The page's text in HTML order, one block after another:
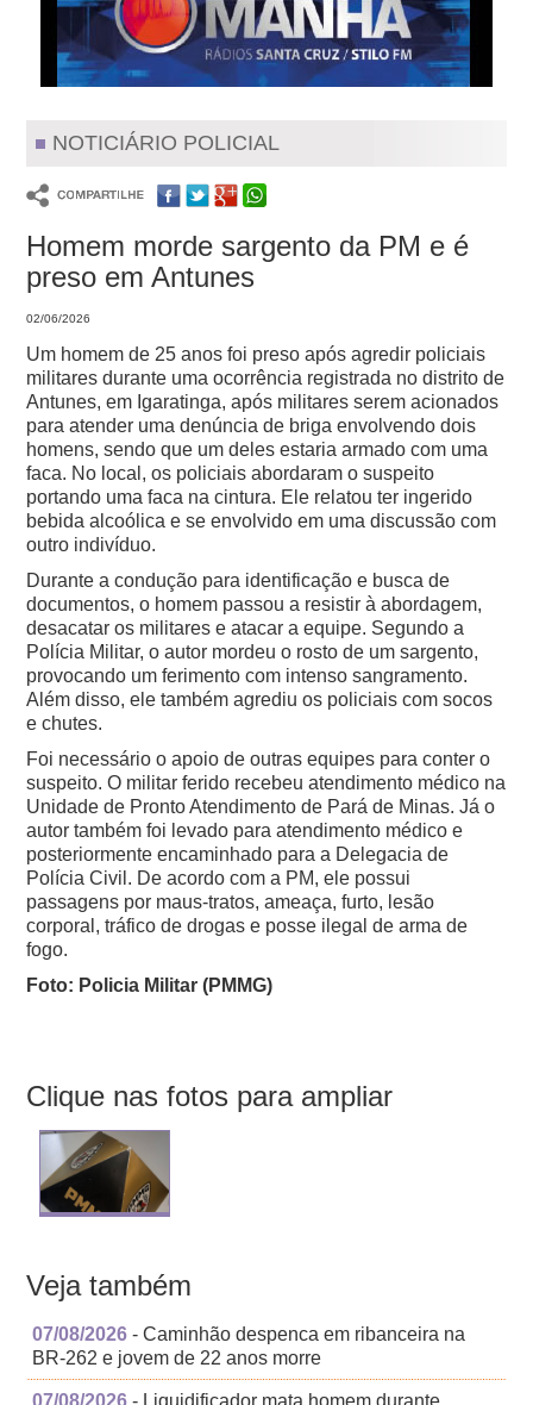
NOTICIÁRIO POLICIAL
Homem morde sargento da PM e é
preso em Antunes
02/06/2026
Um homem de 25 anos foi preso após agredir policiais
militares durante uma ocorrência registrada no distrito de
Antunes, em Igaratinga,após militares serem acionados
para atender uma denúncia de briga envolvendo dois
homens, sendo que um deles estaria armado com uma
faca. No local, os policiais abordaram o suspeito
portando uma faca na cintura. Ele relatou ter ingerido
bebida alcoólica e se envolvido em uma discussão com
outro indivíduo.
Durante a condução para identificação e busca de
documentos, o homem passou a resistir à abordagem,
desacatar os militares e atacar a equipe. Segundo a
Polícia Militar, o autor mordeu o rosto de um sargento,
provocando um ferimento com intenso sangramento.
Além disso, ele também agrediu os policiais com socos
e chutes.
Foi necessário o apoio de outras equipes para conter o
suspeito.O militar ferido recebeu atendimento médico na
Unidade de Pronto Atendimento de Pará de Minas.Já o
autor também foi levado para atendimento médico e
posteriormente encaminhado para a Delegacia de
Polícia Civil. De acordo com a PM, ele possui
passagens por maus-tratos, ameaça, furto, lesão
corporal, tráfico de drogas e posse ilegal de arma de
fogo.
Foto: Policia Militar (PMMG)
Clique nas fotos para ampliar
Veja também
07/08/2026 - Caminhão despenca em ribanceira na
BR-262 e jovem de 22 anos morre
07/08/2026 - Liquidificador mata homem durante